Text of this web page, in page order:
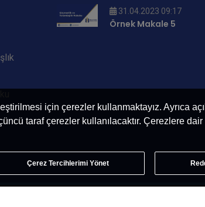
için çerezler kullanmaktayız. Ayrıca
taraf çerezler kullanılacaktır. Çerezlere dair
Çerez Tercihlerimi Yönet
31.04.2023 09:17
Örnek Makale 5